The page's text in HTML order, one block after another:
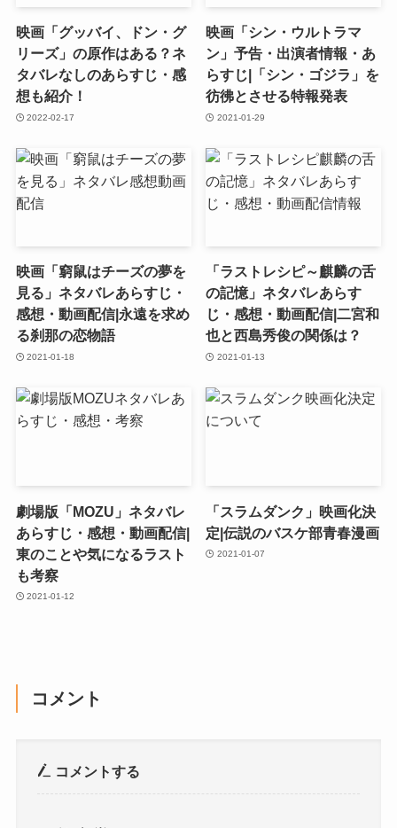
映画「グッバイ、ドン・グ
リーズ」の原作はある？ネ
タバレなしのあらすじ・感
想も紹介！
2022-02-17
映画「シン・ウルトラマ
ン」予告・出演者情報・あ
らすじ|「シン・ゴジラ」を
彷彿とさせる特報発表
2021-01-29
映画「窮鼠はチーズの夢を
見る」ネタバレあらすじ・
感想・動画配信|永遠を求め
る刹那の恋物語
2021-01-18
「ラストレシピ～麒麟の舌
の記憶」ネタバレあらす
じ・感想・動画配信|二宮和
也と西島秀俊の関係は？
2021-01-13
劇場版「MOZU」ネタバレ
あらすじ・感想・動画配信|
東のことや気になるラスト
も考察
2021-01-12
「スラムダンク」映画化決
定|伝説のバスケ部青春漫画
2021-01-07
コメント
コメントする